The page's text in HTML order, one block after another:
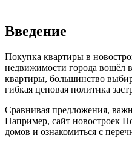
Введение
Покупка квартиры в
недвижимости города вошёл
квартиры, большинство
гибкая ценовая политика
Сравнивая предложения,
Например, сайт новостроек
домов и ознакомиться с